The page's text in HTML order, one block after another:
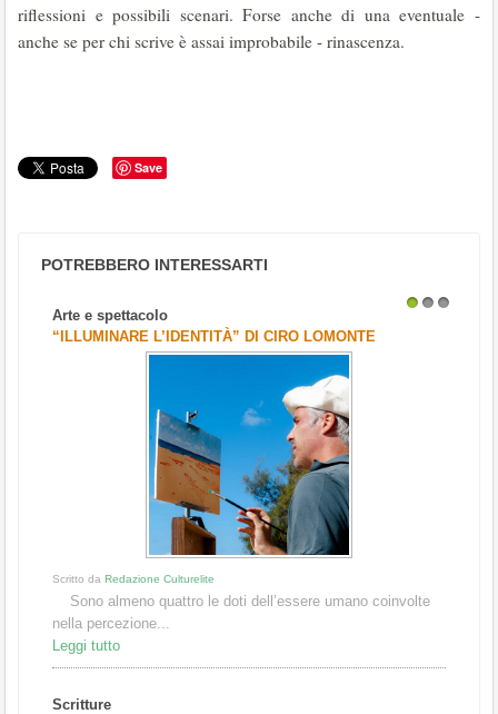
riflessioni e possibili scenari. Forse anche di una eventuale -
anche se per chi scrive è assai improbabile - rinascenza.
Save
POTREBBERO INTERESSARTI
Arte e spettacolo
“ILLUMINARE L’IDENTITÀ” DI CIRO LOMONTE
Scritto da Redazione Culturelite
Sono almeno quattro le doti dell’essere umano coinvolte
nella percezione...
Leggi tutto
Scritture